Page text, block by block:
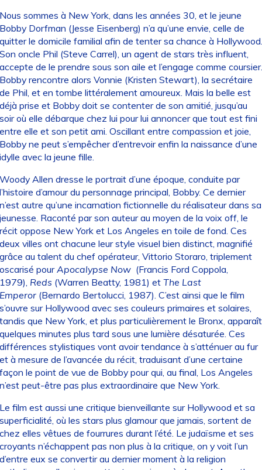
sommes à New York, dans les années 30, et le jeune
Dorfman (Jesse Eisenberg) n’a qu’une envie, celle de
le domicile familial afin de tenter sa chance à Hollywood.
oncle Phil (Steve Carrel), un agent de stars très influent,
de le prendre sous son aile et l’engage comme coursier.
rencontre alors Vonnie (Kristen Stewart), la secrétaire
Phil, et en tombe littéralement amoureux. Mais la belle est
prise et Bobby doit se contenter de son amitié, jusqu’au
où elle débarque chez lui pour lui annoncer que tout est fini
elle et son petit ami. Oscillant entre compassion et joie,
ne peut s’empêcher d’entrevoir enfin la naissance d’une
avec la jeune fille.
Allen dresse le portrait d’une époque, conduite par
d’amour du personnage principal, Bobby. Ce dernier
autre qu’une incarnation fictionnelle du réalisateur dans sa
Raconté par son auteur au moyen de la voix off, le
oppose New York et Los Angeles en toile de fond. Ces
villes ont chacune leur style visuel bien distinct, magnifié
au talent du chef opérateur, Vittorio Storaro, triplement
pourApocalypse Now (Francis Ford Coppola,
Reds (Warren Beatty, 1981) et The Last
(Bernardo Bertolucci, 1987). C’est ainsi que le film
sur Hollywood avec ses couleurs primaires et solaires,
que New York, et plus particulièrement le Bronx, apparaît
minutes plus tard sous une lumière désaturée. Ces
stylistiques vont avoir tendance à s’atténuer au fur
à mesure de l’avancée du récit, traduisant d’une certaine
le point de vue de Bobby pour qui, au final, Los Angeles
peut-être pas plus extraordinaire que New York.
film est aussi une critique bienveillante sur Hollywood et sa
où les stars plus glamour que jamais, sortent de
elles vêtues de fourrures durant l’été. Le judaïsme et ses
n’échappent pas non plus à la critique, on y voit l’un
eux se convertir au dernier moment à la religion